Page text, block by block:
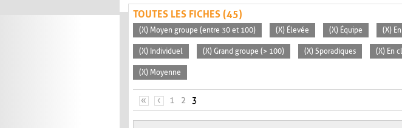
TOUTES LES FICHES (45)
(X) Moyen groupe (entre 30 et 100) (X) Élevée (X) Équipe (X)
(X) Individuel (X) Grand groupe (> 100) (X) Sporadiques (X) En
(X) Moyenne
PAGES
« ‹ 1 2 3